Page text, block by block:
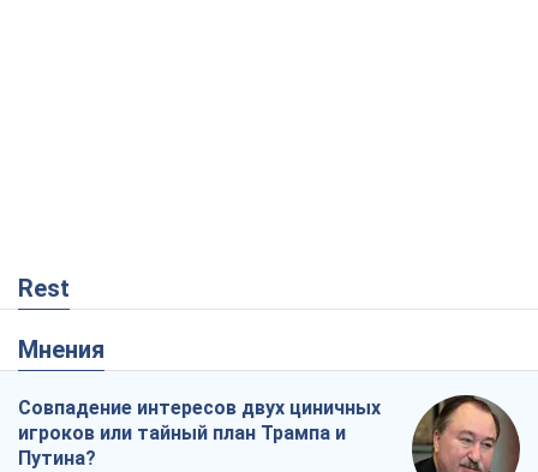
Rest
Мнения
Совпадение интересов двух циничных
игроков или тайный план Трампа и
Путина?